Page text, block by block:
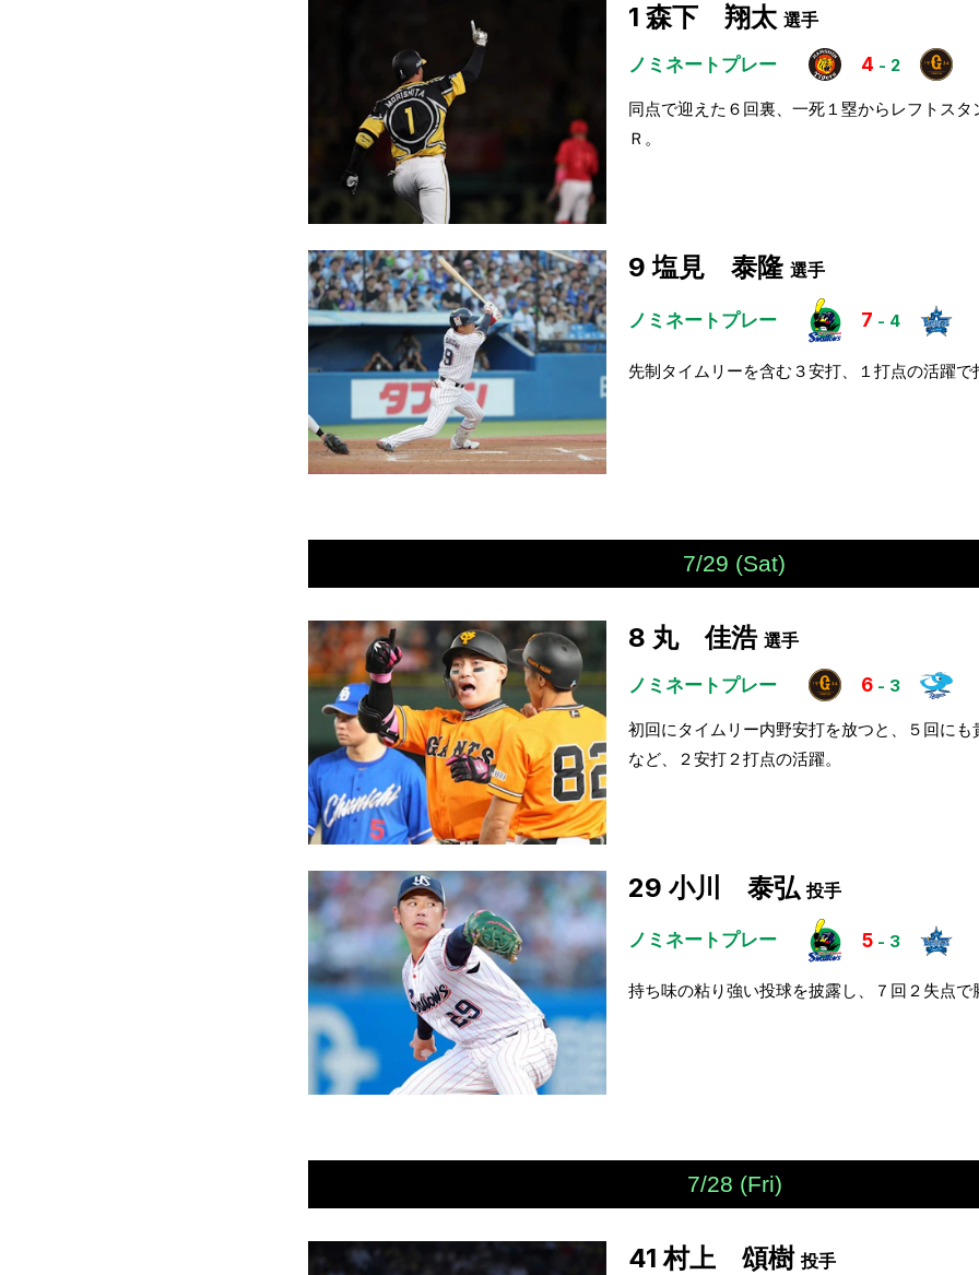
1 森下 翔太 選手
ノミネートプレー 4 - 2
同点で迎えた６回裏、一死１塁からレフトスタ
Ｒ。
9 塩見 泰隆 選手
ノミネートプレー 7 - 4
先制タイムリーを含む３安打、１打点の活躍で
7/29 (Sat)
8 丸 佳浩 選手
ノミネートプレー 6 - 3
初回にタイムリー内野安打を放つと、５回に
など、２安打２打点の活躍。
29 小川 泰弘 投手
ノミネートプレー 5 - 3
持ち味の粘り強い投球を披露し、７回２失点で
7/28 (Fri)
41 村上 頌樹 投手